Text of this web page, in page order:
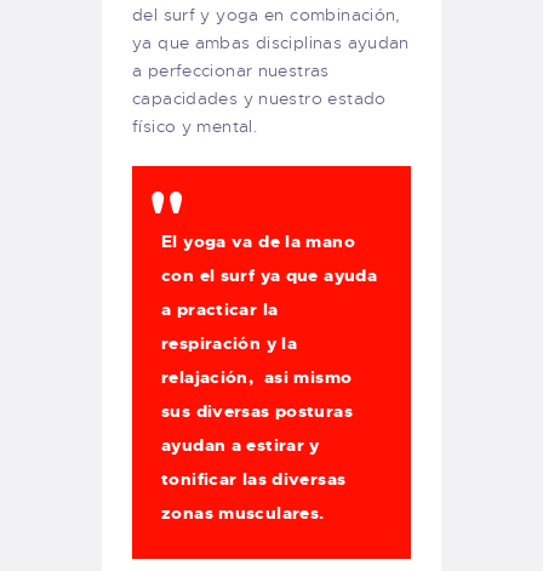
del surf y yoga en combinación,
ya que ambas disciplinas ayudan
a perfeccionar nuestras
capacidades y nuestro estado
físico y mental.
El yoga va de la mano
con el surf ya que ayuda
a practicar la
respiración y la
relajación, asi mismo
sus diversas posturas
ayudan a estirar y
tonificar las diversas
zonas musculares.